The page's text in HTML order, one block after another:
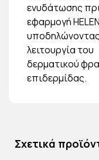
ενυδάτωσης
εφαρμογή
λειτουργία του
δερματικού
επιδερμίδας.
Σχετικά